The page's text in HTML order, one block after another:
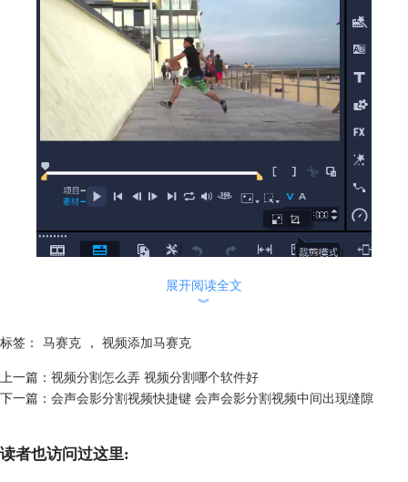
图1：裁剪模式
裁掉即可。
展开阅读全文
︾
标签： 马赛克 ， 视频添加马赛克
上一篇： 视频分割怎么弄 视频分割哪个软件好
下一篇： 会声会影分割视频快捷键 会声会影分割视频中间出现缝隙
读者也访问过这里: